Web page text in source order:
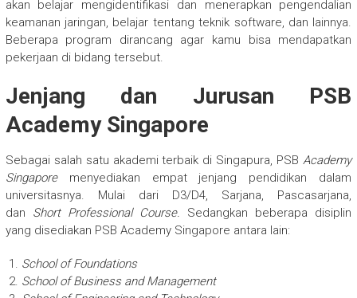
akan belajar mengidentifikasi dan menerapkan pengendalian
keamanan jaringan, belajar tentang teknik software, dan lainnya.
Beberapa program dirancang agar kamu bisa mendapatkan
pekerjaan di bidang tersebut.
Jenjang dan Jurusan PSB
Academy Singapore
Sebagai salah satu akademi terbaik di Singapura, PSBAcademy
Singapore menyediakan empat jenjang pendidikan dalam
universitasnya. Mulai dari D3/D4, Sarjana, Pascasarjana,
dan Short Professional Course. Sedangkan beberapa disiplin
yang disediakan PSB Academy Singapore antara lain:
School of Foundations
School of Business and Management